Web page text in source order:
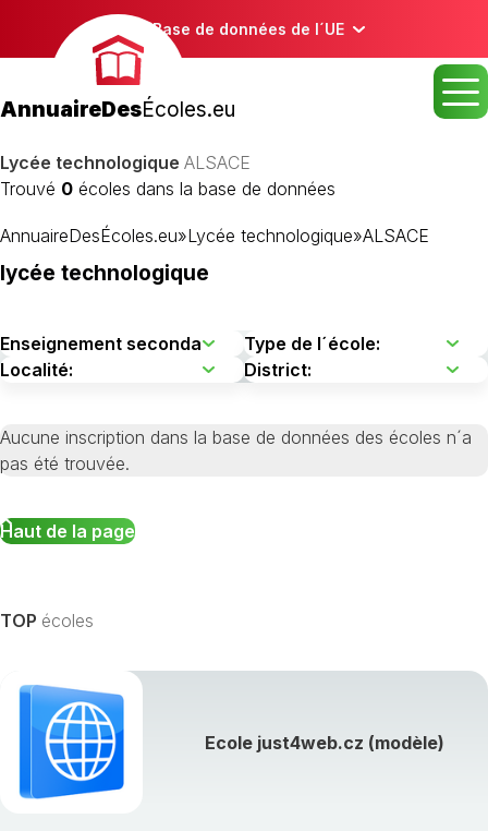
Base de données de l´UE
AnnuaireDesÉcoles.eu
Lycée technologique ALSACE
Trouvé 0 écoles dans la base de données
AnnuaireDesÉcoles.eu»Lycée technologique»ALSACE
lycée technologique
Aucune inscription dans la base de données des écoles n´a
pas été trouvée.
Haut de la page
TOP écoles
Ecole just4web.cz (modèle)